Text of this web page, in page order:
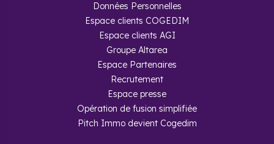
Données Personnelles
Espace clients COGEDIM
Espace clients AGI
Groupe Altarea
Espace Partenaires
Recrutement
Espace presse
Opération de fusion simplifiée
Pitch Immo devient Cogedim